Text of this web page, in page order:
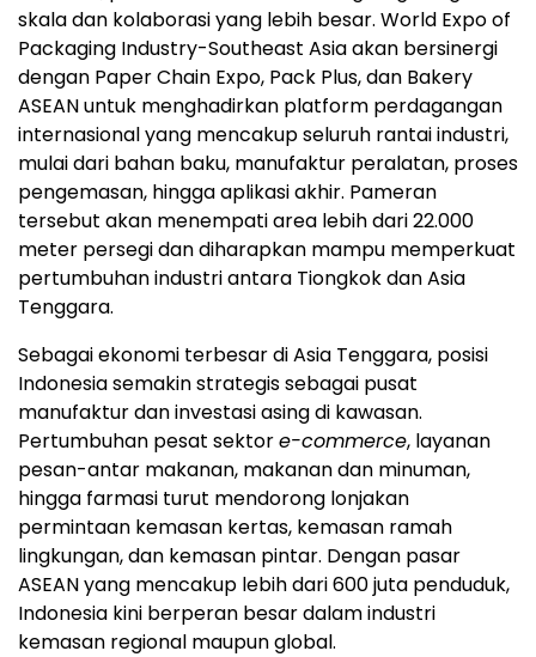
skala dan kolaborasi yang lebih besar. World Expo of
Packaging Industry-Southeast Asia akan bersinergi
dengan Paper Chain Expo, Pack Plus, dan Bakery
ASEAN untuk menghadirkan platform perdagangan
internasional yang mencakup seluruh rantai industri,
mulai dari bahan baku, manufaktur peralatan, proses
pengemasan, hingga aplikasi akhir. Pameran
tersebut akan menempati area lebih dari 22.000
meter persegi dan diharapkan mampu memperkuat
pertumbuhan industri antara Tiongkok dan Asia
Tenggara.
Sebagai ekonomi terbesar di Asia Tenggara, posisi
Indonesia semakin strategis sebagai pusat
manufaktur dan investasi asing di kawasan.
Pertumbuhan pesat sektore-commerce, layanan
pesan-antar makanan, makanan dan minuman,
hingga farmasi turut mendorong lonjakan
permintaan kemasan kertas, kemasan ramah
lingkungan, dan kemasan pintar. Dengan pasar
ASEAN yang mencakup lebih dari 600 juta penduduk,
Indonesia kini berperan besar dalam industri
kemasan regional maupun global.